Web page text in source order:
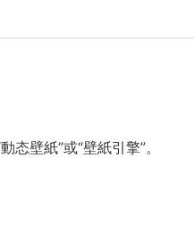
壁紙”或“壁紙引擎”。